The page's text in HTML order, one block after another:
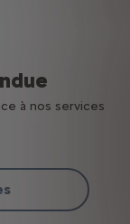
à nos services